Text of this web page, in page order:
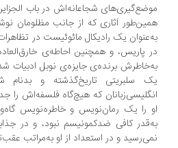
شجاعانه‌اش در باب الجزایر و
آثاری که از جانب مظلومان نوشته
پاریس، و همچنین احاطه‌ی خارق‌العاده و
برنده‌ی جایزه‌ی نوبل ادبیات شد و
سلبریتی تاریخ‌گذشته و بدنام شد،
که هیچ‌گاه فلسفه‌اش را جدی
را یک رمان‌نویس و خاطره‌نویس
کافی ضدکمونیسم نبود، و در جذابیت
و در استعداد از او به‌مراتب عقب‌تر بود.